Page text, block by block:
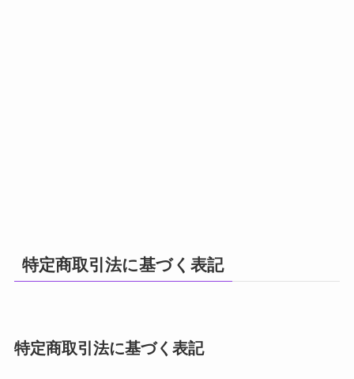
特定商取引法に基づく表記
特定商取引法に基づく表記